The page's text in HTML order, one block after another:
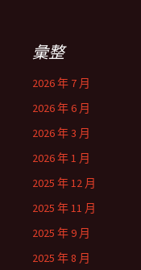
彙整
2026 年 7 月
2026 年 6 月
2026 年 3 月
2026 年 1 月
2025 年 12 月
2025 年 11 月
2025 年 9 月
2025 年 8 月